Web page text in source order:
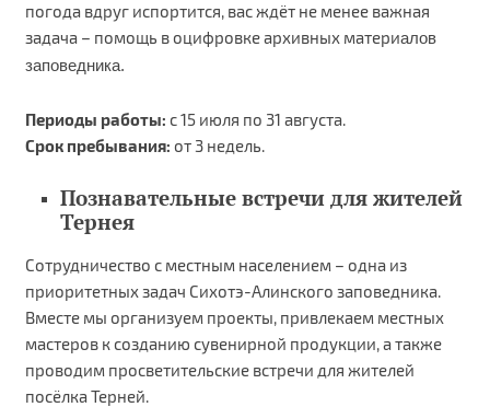
погода вдруг испортится, вас ждёт не менее важная
задача – помощь в оцифровке архивных материалов
заповедника.
Периоды работы: с 15 июля по 31 августа.
Срок пребывания: от 3 недель.
Познавательные встречи для жителей
Тернея
Сотрудничество с местным населением – одна из
приоритетных задач Сихотэ-Алинского заповедника.
Вместе мы организуем проекты, привлекаем местных
мастеров к созданию сувенирной продукции, а также
проводим просветительские встречи для жителей
посёлка Терней.